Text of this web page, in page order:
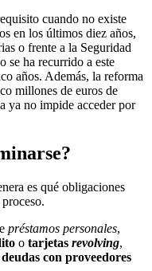
cuando no existe
en los últimos diez años,
o frente a la Seguridad
se ha recurrido a este
años. Además, la reforma
millones de euros de
ya no impide acceder por
es qué obligaciones
préstamos personales,
o tarjetas revolving,
deudas con proveedores